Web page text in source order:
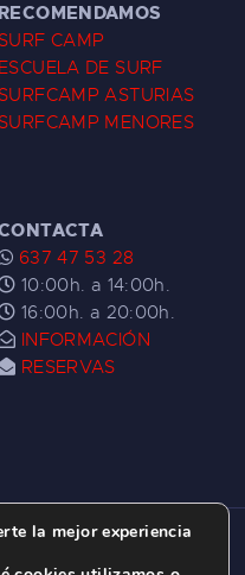
RECOMENDAMOS
SURF CAMP
ESCUELA DE SURF
SURFCAMP ASTURIAS
SURFCAMP MENORES
637 47 53 28
10:00h. a 14:00h.
16:00h. a 20:00h.
INFORMACIÓN
RESERVAS
DUNAS ©
2026.
la mejor experiencia